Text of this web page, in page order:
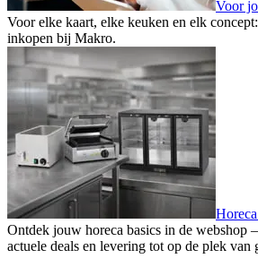
Voor
Voor elke kaart, elke keuken en elk
inkopen bij Makro.
Ontdek jouw horeca basics in de webshop
actuele deals en levering tot op de plek van